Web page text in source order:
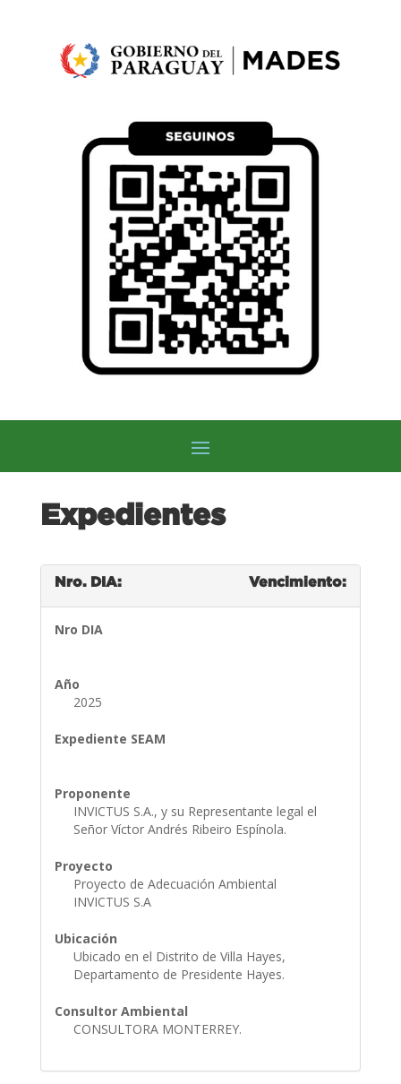
Expedientes
Nro. DIA: Vencimiento:
Nro DIA
Año
2025
Expediente SEAM
Proponente
INVICTUS S.A., y su Representante legal el
Señor Víctor Andrés Ribeiro Espínola.
Proyecto
Proyecto de Adecuación Ambiental
INVICTUS S.A
Ubicación
Ubicado en el Distrito de Villa Hayes,
Departamento de Presidente Hayes.
Consultor Ambiental
CONSULTORA MONTERREY.